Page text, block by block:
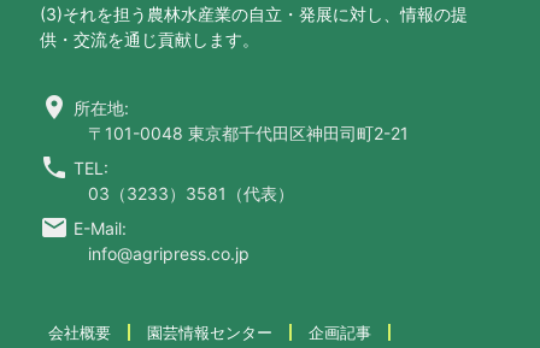
(3)それを担う農林水産業の自立・発展に対し、情報の提
供・交流を通じ貢献します。
location_on 所在地:
〒101-0048 東京都千代田区神田司町2-21
call TEL:
03（3233）3581（代表）
email E-Mail:
info@agripress.co.jp
会社概要 園芸情報センター
企画記事